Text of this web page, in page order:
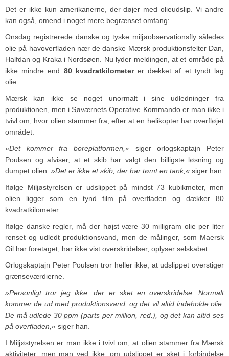
Det er ikke kun amerikanerne, der døjer med olieudslip. Vi andre
kan også, omend i noget mere begrænset omfang:
Onsdag registrerede danske og tyske miljøobservationsfly således
olie på havoverfladen nær de danske Mærsk produktionsfelter Dan,
Halfdan og Kraka i Nordsøen. Nu lyder meldingen, at et område på
ikke mindre end 80 kvadratkilometerer dækket af et tyndt lag
olie.
Mærsk kan ikke se noget unormalt i sine udledninger fra
produktionen, men i Søværnets Operative Kommando er man ikke i
tvivl om, hvor olien stammer fra, efter at en helikopter har overfløjet
området.
»Det kommer fra boreplatformen,« siger orlogskaptajn Peter
Poulsen og afviser, at et skib har valgt den billigste løsning og
dumpet olien: »Det er ikke et skib, der har tømt en tank,« siger han.
Ifølge Miljøstyrelsen er udslippet på mindst 73 kubikmeter, men
olien ligger som en tynd film på overfladen og dækker 80
kvadratkilometer.
Ifølge danske regler, må der højst være 30 milligram olie per liter
renset og udledt produktionsvand, men de målinger, som Maersk
Oil har foretaget, har ikke vist overskridelser, oplyser selskabet.
Orlogskaptajn Peter Poulsen tror heller ikke, at udslippet overstiger
grænseværdierne.
»Personligt tror jeg ikke, der er sket en overskridelse. Normalt
kommer de ud med produktionsvand, og det vil altid indeholde olie.
De må udlede 30 ppm (parts per million, red.), og det kan altid ses
på overfladen,« siger han.
I Miljøstyrelsen er man ikke i tvivl om, at olien stammer fra Mærsk
aktiviteter, men man ved ikke, om udslippet er sket i forbindelse